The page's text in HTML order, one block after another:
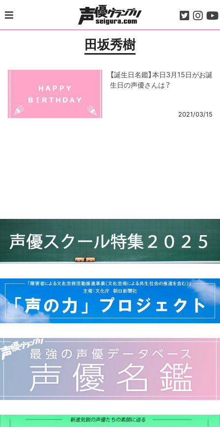
to
content
田坂秀樹
【誕生日名鑑】本日3月15日がお誕
生日の声優さんは？
2021/03/15